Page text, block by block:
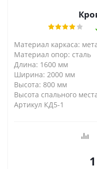
Материал каркаса:
Материал опор: сталь
Длина: 1600 мм
Ширина: 2000 мм
Высота: 800 мм
Высота спального
Артикул КД5-1